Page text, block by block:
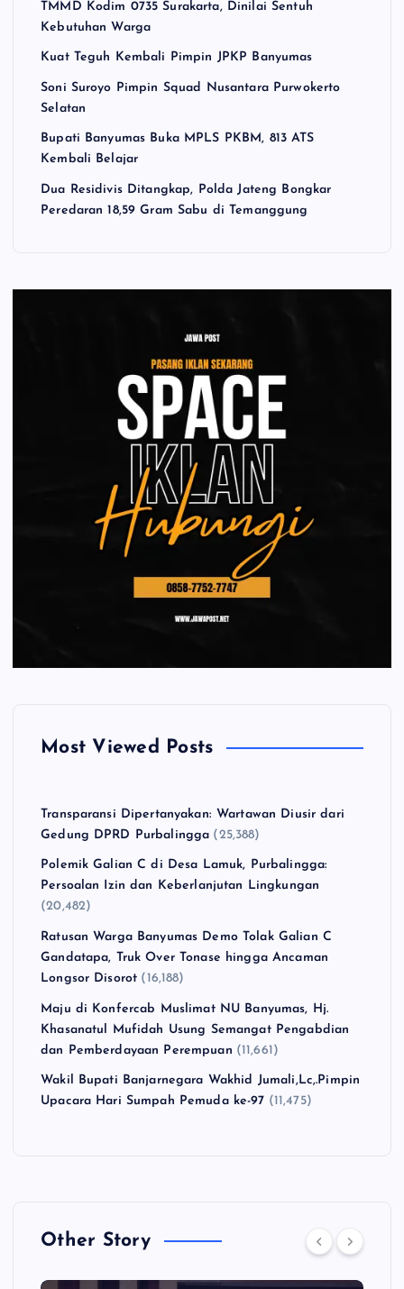
TMMD Kodim 0735 Surakarta, Dinilai Sentuh
Kebutuhan Warga
Kuat Teguh Kembali Pimpin JPKP Banyumas
Soni Suroyo Pimpin Squad Nusantara Purwokerto
Selatan
Bupati Banyumas Buka MPLS PKBM, 813 ATS
Kembali Belajar
Dua Residivis Ditangkap, Polda Jateng Bongkar
Peredaran 18,59 Gram Sabu di Temanggung
Most Viewed Posts
Transparansi Dipertanyakan: Wartawan Diusir dari
Gedung DPRD Purbalingga (25,388)
Polemik Galian C di Desa Lamuk, Purbalingga:
Persoalan Izin dan Keberlanjutan Lingkungan
(20,482)
Ratusan Warga Banyumas Demo Tolak Galian C
Gandatapa, Truk Over Tonase hingga Ancaman
Longsor Disorot (16,188)
Maju di Konfercab Muslimat NU Banyumas, Hj.
Khasanatul Mufidah Usung Semangat Pengabdian
dan Pemberdayaan Perempuan (11,661)
Wakil Bupati Banjarnegara Wakhid Jumali,Lc,.Pimpin
Upacara Hari Sumpah Pemuda ke-97 (11,475)
Other Story